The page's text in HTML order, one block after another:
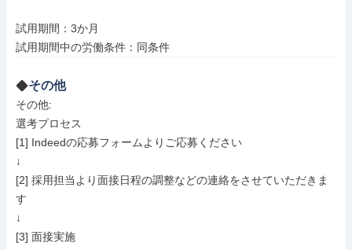
試用期間：3か月
試用期間中の労働条件：同条件
その他
その他:
選考プロセス
[1] Indeedの応募フォームよりご応募ください
↓
[2] 採用担当より面接日程の調整などの連絡をさせていただきま
す
↓
[3] 面接実施